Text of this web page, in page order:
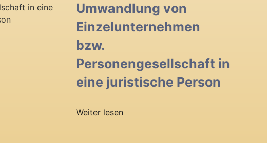
Umwandlung von
Einzelunternehmen
bzw.
Personengesellschaft in
eine juristische Person
Weiter lesen